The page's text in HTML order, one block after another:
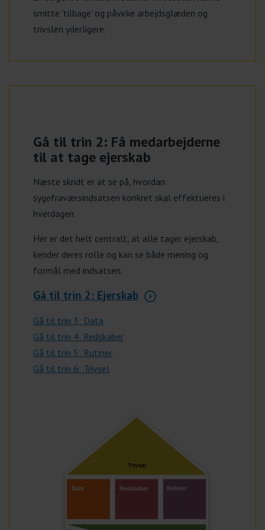
smitte 'tilbage' og påvirke arbejdsglæden og
trivslen yderligere.
Gå til trin 2: Få medarbejderne
til at tage ejerskab
Næste skridt er at se på, hvordan
sygefraværsindsatsen konkret skal effektueres i
hverdagen.
Her er det helt centralt, at alle tager ejerskab,
kender deres rolle og kan se både mening og
formål med indsatsen.
Gå til trin 2: Ejerskab
Gå til trin 3: Data
Gå til trin 4: Redskaber
Gå til trin 5: Rutiner
Gå til trin 6: Trivsel